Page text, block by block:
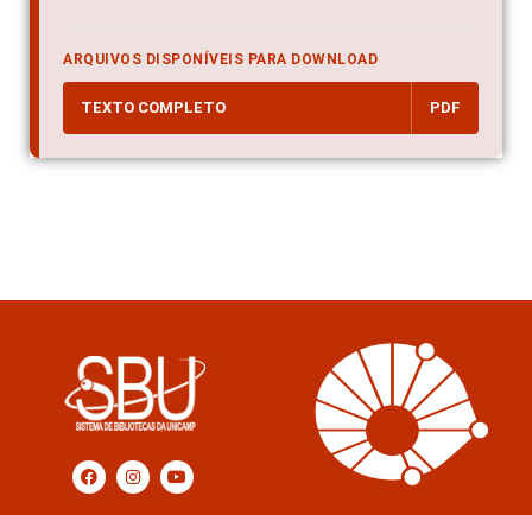
ARQUIVOS DISPONÍVEIS PARA DOWNLOAD
TEXTO COMPLETO PDF